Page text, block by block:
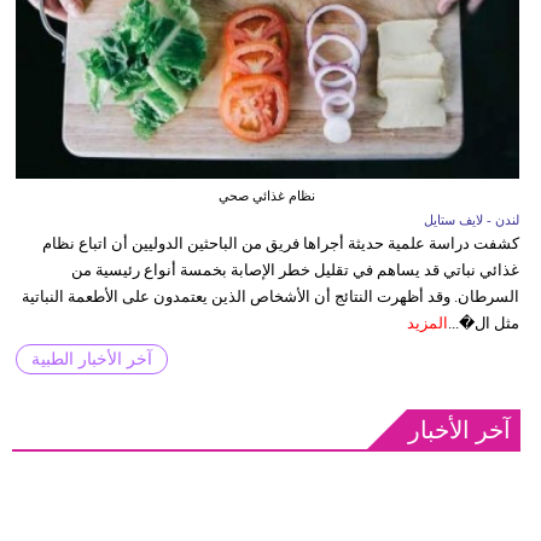
نظام غذائي صحي
لندن - لايف ستايل
كشفت دراسة علمية حديثة أجراها فريق من الباحثين الدوليين أن اتباع نظام
غذائي نباتي قد يساهم في تقليل خطر الإصابة بخمسة أنواع رئيسية من
السرطان. وقد أظهرت النتائج أن الأشخاص الذين يعتمدون على الأطعمة النباتية
مثل ال�...
المزيد
آخر الأخبار الطبية
آخر الأخبار